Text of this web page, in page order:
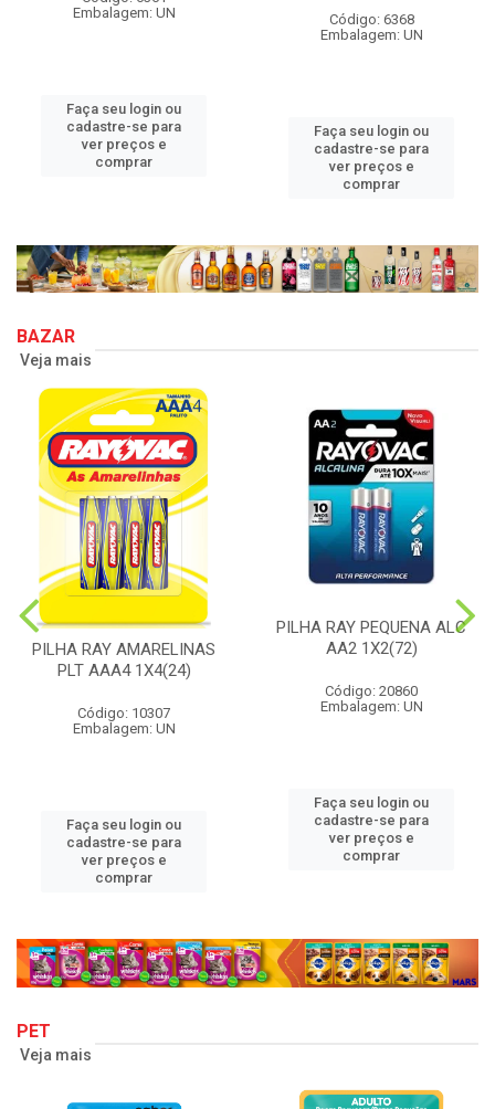
Embalagem: UN
Faça seu login ou
cadastre-se para
ver preços e
comprar
Código: 6368
Embalagem: UN
Faça seu login ou
cadastre-se para
ver preços e
comprar
BAZAR
Veja mais
PILHA RAY AMARELINAS
PLT AAA4 1X4(24)
Código: 10307
Embalagem: UN
Faça seu login ou
cadastre-se para
ver preços e
comprar
PILHA RAY PEQUENA ALC
AA2 1X2(72)
Código: 20860
Embalagem: UN
Faça seu login ou
cadastre-se para
ver preços e
comprar
PET
Veja mais